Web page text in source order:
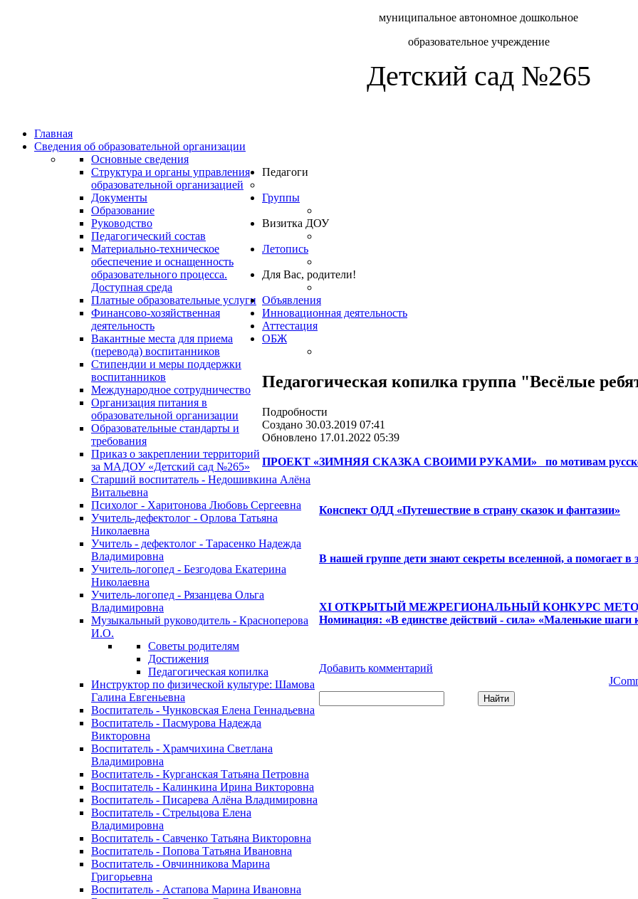
муниципальное автономное дошкольное
образовательное учреждение
Детский сад №265
Главная
Сведения об образовательной организации
Основные сведения
Структура и органы управления
образовательной организацией
Документы
Образование
Руководство
Педагогический состав
Материально-техническое
обеспечение и оснащенность
образовательного процесса.
Доступная среда
Платные образовательные услуги
Финансово-хозяйственная
деятельность
Вакантные места для приема
(перевода) воспитанников
Стипендии и меры поддержки
воспитанников
Международное сотрудничество
Организация питания в
образовательной организации
Образовательные стандарты и
требования
Приказ о закреплении территорий
за МАДОУ «Детский сад №265»
Педагоги
Старший воспитатель - Недошивкина Алёна
Витальевна
Психолог - Харитонова Любовь Сергеевна
Учитель-дефектолог - Орлова Татьяна
Николаевна
Учитель - дефектолог - Тарасенко Надежда
Владимировна
Учитель-логопед - Безгодова Екатерина
Николаевна
Учитель-логопед - Рязанцева Ольга
Владимировна
Музыкальный руководитель - Красноперова
И.О.
Советы родителям
Достижения
Педагогическая копилка
Инструктор по физической культуре: Шамова
Галина Евгеньевна
Воспитатель - Чунковская Елена Геннадьевна
Воспитатель - Пасмурова Надежда
Викторовна
Воспитатель - Храмчихина Светлана
Владимировна
Воспитатель - Курганская Татьяна Петровна
Воспитатель - Калинкина Ирина Викторовна
Воспитатель - Писарева Алёна Владимировна
Воспитатель - Стрельцова Елена
Владимировна
Воспитатель - Савченко Татьяна Викторовна
Воспитатель - Попова Татьяна Ивановна
Воспитатель - Овчинникова Марина
Григорьевна
Воспитатель - Астапова Марина Ивановна
Группы
Визитка ДОУ
Летопись
Для Вас, родители!
Объявления
Инновационная деятельность
Аттестация
ОБЖ
Педагогическая копилка группа "Весёлые
Подробности
Создано 30.03.2019 07:41
Обновлено 17.01.2022 05:39
ПРОЕКТ «ЗИМНЯЯ СКАЗКА СВОИМИ РУКАМИ» по мотивам русской
Конспект ОДД «Путешествие в страну сказок и фантазии»
В нашей группе дети знают секреты вселенной, а
XI ОТКРЫТЫЙ МЕЖРЕГИОНАЛЬНЫЙ КОНКУРС
Номинация: «В единстве действий - сила» «Маленькие шаги
Добавить комментарий